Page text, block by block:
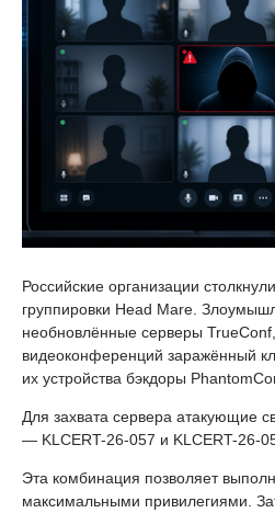
Российские организации
группировки Head Mare.
необновлённые серверы
видеоконференций заражённый
их устройства бэкдоры
Для захвата сервера атакующие
— KLCERT-26-057 и KLCERT-26-
Эта комбинация позволяет
максимальными привилегиями.